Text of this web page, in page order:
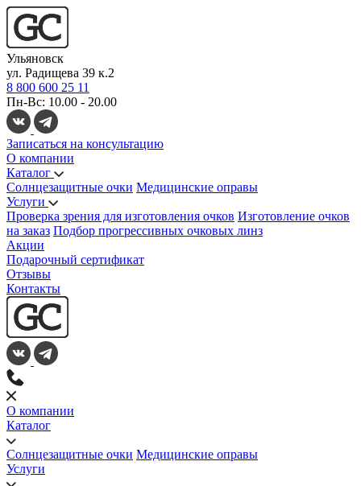
Ульяновск
ул. Радищева 39 к.2
8 800 600 25 11
Пн-Вс: 10.00 - 20.00
Записаться на консультацию
О компании
Каталог
Солнцезащитные очки Медицинские оправы
Услуги
Проверка зрения для изготовления очков Изготовление очков
на заказ Подбор прогрессивных очковых линз
Акции
Подарочный сертификат
Отзывы
Контакты
О компании
Каталог
Солнцезащитные очки Медицинские оправы
Услуги